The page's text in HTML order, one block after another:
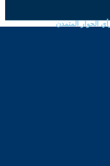
الحوار المتمدن